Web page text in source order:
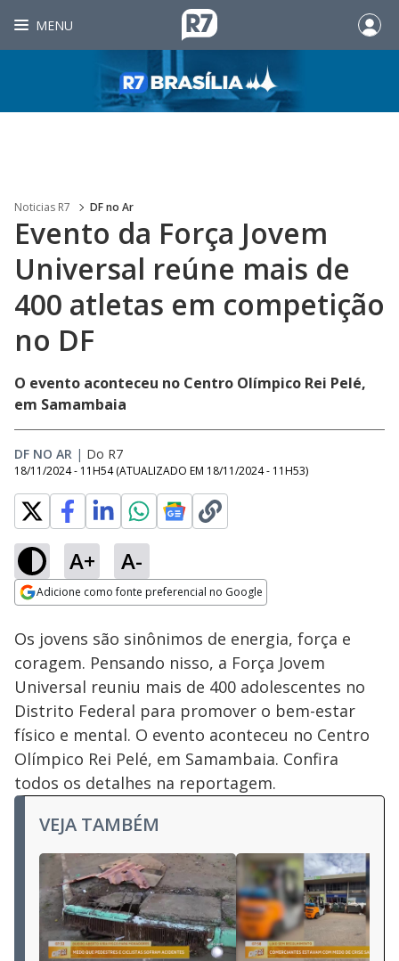
MENU
Noticias R7 DF no Ar
Evento da Força Jovem
Universal reúne mais de
400 atletas em competição
no DF
O evento aconteceu no Centro Olímpico Rei Pelé,
em Samambaia
DF NO AR | Do R7
18/11/2024 - 11H54 (ATUALIZADO EM 18/11/2024 - 11H53)
A+ A-
Adicione como fonte preferencial no Google
Ativar
Loaded:
17.47%
Os jovens são sinônimos de energia, força e
coragem. Pensando nisso, a Força Jovem
Universal reuniu mais de 400 adolescentes no
Distrito Federal para promover o bem-estar
físico e mental. O evento aconteceu no Centro
Olímpico Rei Pelé, em Samambaia. Confira
todos os detalhes na reportagem.
VEJA TAMBÉM